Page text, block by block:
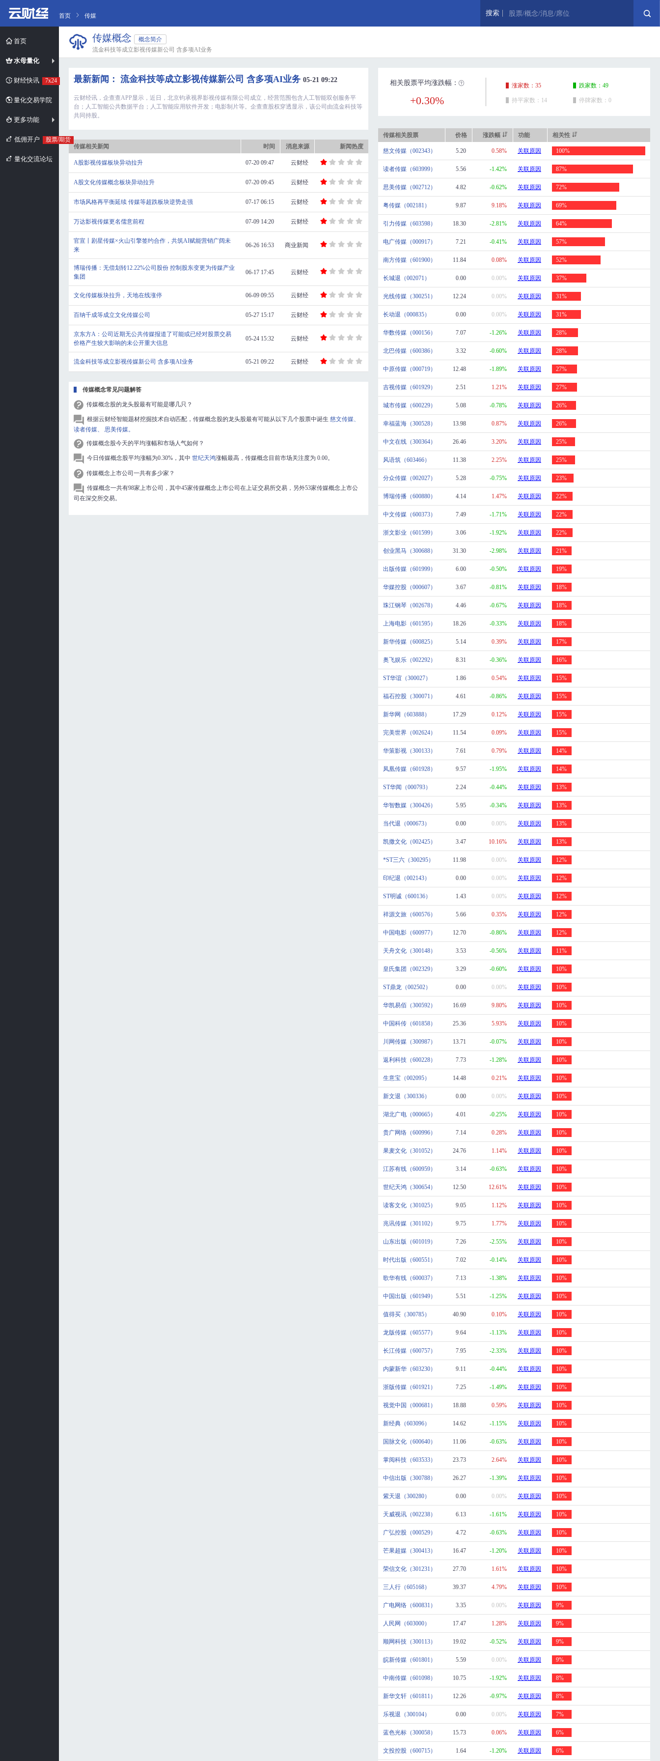
首页
水母量化
财经快讯 7x24
量化交易学院
更多功能
低佣开户 股票/期货
量化交流论坛
首页 传媒 搜索 股票/概念/消息/席位
传媒概念
概念简介
流金科技等成立影视传媒新公司 含多项AI业务
最新新闻： 流金科技等成立影视传媒新公司 含多项AI业务 05-21 09:22
云财经讯，企查查APP显示，近日，北京钧承视界影视传媒有限公司成立，经营范围包含人工智能双创服务平
台；人工智能公共数据平台；人工智能应用软件开发；电影制片等。企查查股权穿透显示，该公司由流金科技等
共同持股。
传媒相关新闻 时间 消息来源 新闻热度
A股影视传媒板块异动拉升 07-20 09:47 云财经
A股文化传媒概念板块异动拉升 07-20 09:45 云财经
市场风格再平衡延续 传媒等超跌板块逆势走强 07-17 06:15 云财经
万达影视传媒更名儒意前程 07-09 14:20 云财经
官宣丨剧星传媒×火山引擎签约合作，共筑AI赋能营销广阔未
来
06-26 16:53 商业新闻
博瑞传播：无偿划转12.22%公司股份 控制股东变更为传媒产业
集团
06-17 17:45 云财经
文化传媒板块拉升，天地在线涨停 06-09 09:55 云财经
百纳千成等成立文化传媒公司 05-27 15:17 云财经
京东方A：公司近期无公共传媒报道了可能或已经对股票交易
价格产生较大影响的未公开重大信息
05-24 15:32 云财经
流金科技等成立影视传媒新公司 含多项AI业务 05-21 09:22 云财经
传媒概念常见问题解答
传媒概念股的龙头股最有可能是哪几只？
根据云财经智能题材挖掘技术自动匹配，传媒概念股的龙头股最有可能从以下几个股票中诞生 慈文传媒、
读者传媒、
思美传媒。
传媒概念股今天的平均涨幅和市场人气如何？
今日传媒概念股平均涨幅为0.30%，其中 世纪天鸿涨幅最高，传媒概念目前市场关注度为 0.00。
传媒概念上市公司一共有多少家？
传媒概念一共有98家上市公司，其中45家传媒概念上市公司在上证交易所交易，另外53家传媒概念上市公
司在深交所交易。
相关股票平均涨跌幅：
+0.30%
涨家数：35
持平家数：14
跌家数：49
停牌家数：0
传媒相关股票 价格 涨跌幅 功能 相关性
慈文传媒（002343） 5.20 0.58% 关联原因 100%
读者传媒（603999） 5.56 -1.42% 关联原因 87%
思美传媒（002712） 4.82 -0.62% 关联原因 72%
粤传媒（002181） 9.87 9.18% 关联原因 69%
引力传媒（603598） 18.30 -2.81% 关联原因 64%
电广传媒（000917） 7.21 -0.41% 关联原因 57%
南方传媒（601900） 11.84 0.08% 关联原因 52%
长城退（002071） 0.00 0.00% 关联原因 37%
光线传媒（300251） 12.24 0.00% 关联原因 31%
长动退（000835） 0.00 0.00% 关联原因 31%
华数传媒（000156） 7.07 -1.26% 关联原因 28%
北巴传媒（600386） 3.32 -0.60% 关联原因 28%
中原传媒（000719） 12.48 -1.89% 关联原因 27%
吉视传媒（601929） 2.51 1.21% 关联原因 27%
城市传媒（600229） 5.08 -0.78% 关联原因 26%
幸福蓝海（300528） 13.98 0.87% 关联原因 26%
中文在线（300364） 26.46 3.20% 关联原因 25%
风语筑（603466） 11.38 2.25% 关联原因 25%
分众传媒（002027） 5.28 -0.75% 关联原因 23%
博瑞传播（600880） 4.14 1.47% 关联原因 22%
中文传媒（600373） 7.49 -1.71% 关联原因 22%
浙文影业（601599） 3.06 -1.92% 关联原因 22%
创业黑马（300688） 31.30 -2.98% 关联原因 21%
出版传媒（601999） 6.00 -0.50% 关联原因 19%
华媒控股（000607） 3.67 -0.81% 关联原因 18%
珠江钢琴（002678） 4.46 -0.67% 关联原因 18%
上海电影（601595） 18.26 -0.33% 关联原因 18%
新华传媒（600825） 5.14 0.39% 关联原因 17%
奥飞娱乐（002292） 8.31 -0.36% 关联原因 16%
ST华谊（300027） 1.86 0.54% 关联原因 15%
福石控股（300071） 4.61 -0.86% 关联原因 15%
新华网（603888） 17.29 0.12% 关联原因 15%
完美世界（002624） 11.54 0.09% 关联原因 15%
华策影视（300133） 7.61 0.79% 关联原因 14%
凤凰传媒（601928） 9.57 -1.95% 关联原因 14%
ST华闻（000793） 2.24 -0.44% 关联原因 13%
华智数媒（300426） 5.95 -0.34% 关联原因 13%
当代退（000673） 0.00 0.00% 关联原因 13%
凯撒文化（002425） 3.47 10.16% 关联原因 13%
*ST三六（300295） 11.98 0.00% 关联原因 12%
印纪退（002143） 0.00 0.00% 关联原因 12%
ST明诚（600136） 1.43 0.00% 关联原因 12%
祥源文旅（600576） 5.66 0.35% 关联原因 12%
中国电影（600977） 12.70 -0.86% 关联原因 12%
天舟文化（300148） 3.53 -0.56% 关联原因 11%
皇氏集团（002329） 3.29 -0.60% 关联原因 10%
ST鼎龙（002502） 0.00 0.00% 关联原因 10%
华凯易佰（300592） 16.69 9.80% 关联原因 10%
中国科传（601858） 25.36 5.93% 关联原因 10%
川网传媒（300987） 13.71 -0.07% 关联原因 10%
返利科技（600228） 7.73 -1.28% 关联原因 10%
生意宝（002095） 14.48 0.21% 关联原因 10%
新文退（300336） 0.00 0.00% 关联原因 10%
湖北广电（000665） 4.01 -0.25% 关联原因 10%
贵广网络（600996） 7.14 0.28% 关联原因 10%
果麦文化（301052） 24.76 1.14% 关联原因 10%
江苏有线（600959） 3.14 -0.63% 关联原因 10%
世纪天鸿（300654） 12.50 12.61% 关联原因 10%
读客文化（301025） 9.05 1.12% 关联原因 10%
兆讯传媒（301102） 9.75 1.77% 关联原因 10%
山东出版（601019） 7.26 -2.55% 关联原因 10%
时代出版（600551） 7.02 -0.14% 关联原因 10%
歌华有线（600037） 7.13 -1.38% 关联原因 10%
中国出版（601949） 5.51 -1.25% 关联原因 10%
值得买（300785） 40.90 0.10% 关联原因 10%
龙版传媒（605577） 9.64 -1.13% 关联原因 10%
长江传媒（600757） 7.95 -2.33% 关联原因 10%
内蒙新华（603230） 9.11 -0.44% 关联原因 10%
浙版传媒（601921） 7.25 -1.49% 关联原因 10%
视觉中国（000681） 18.88 0.59% 关联原因 10%
新经典（603096） 14.62 -1.15% 关联原因 10%
国脉文化（600640） 11.06 -0.63% 关联原因 10%
掌阅科技（603533） 23.73 2.64% 关联原因 10%
中信出版（300788） 26.27 -1.39% 关联原因 10%
紫天退（300280） 0.00 0.00% 关联原因 10%
天威视讯（002238） 6.13 -1.61% 关联原因 10%
广弘控股（000529） 4.72 -0.63% 关联原因 10%
芒果超媒（300413） 16.47 -1.20% 关联原因 10%
荣信文化（301231） 27.70 1.61% 关联原因 10%
三人行（605168） 39.37 4.79% 关联原因 10%
广电网络（600831） 3.35 0.00% 关联原因 9%
人民网（603000） 17.47 1.28% 关联原因 9%
顺网科技（300113） 19.02 -0.52% 关联原因 9%
皖新传媒（601801） 5.59 0.00% 关联原因 9%
中南传媒（601098） 10.75 -1.92% 关联原因 8%
新华文轩（601811） 12.26 -0.97% 关联原因 8%
乐视退（300104） 0.00 0.00% 关联原因 7%
蓝色光标（300058） 15.73 0.06% 关联原因 6%
文投控股（600715） 1.64 -1.20% 关联原因 6%